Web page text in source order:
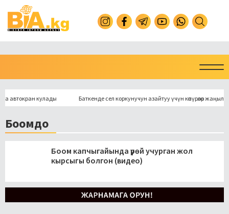
кулады Баткенде сел коркунучун азайтуу үчүн көпүрөлөр жаңыланат
Боомдо
Боом капчыгайында үрөй учурган жол
кырсыгы болгон (видео)